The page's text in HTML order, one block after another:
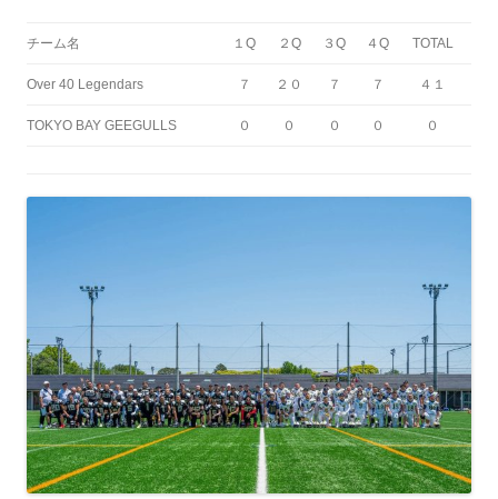
チーム名 １Q ２Q ３Q ４Q TOTAL
Over 40 Legendars ７ ２０ ７ ７ ４１
TOKYO BAY GEEGULLS ０ ０ ０ ０ ０